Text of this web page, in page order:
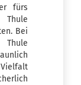
fürs
Thule
Bei